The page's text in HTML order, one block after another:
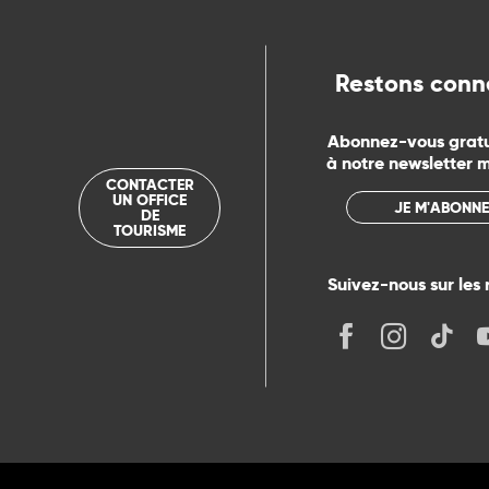
CONTACTER
UN OFFICE
DE
TOURISME
Restons
Abonnez-vous
à notre newsletter
JE M'ABONNE
Suivez-nous sur les